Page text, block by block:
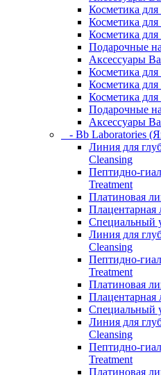
Косметика
Косметика для
Косметика
Подарочные
Аксессуары
Косметика
Косметика для
Косметика
Подарочные
Аксессуары
- Bb Laboratories
Линия для
Cleansing
Пептидно-
Treatment
Платиновая
Плацентарная
Специальный
Линия для
Cleansing
Пептидно-
Treatment
Платиновая
Плацентарная
Специальный
Линия для
Cleansing
Пептидно-
Treatment
Платиновая